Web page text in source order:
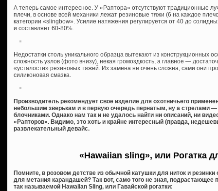
А теперь самое интересное. У «Раптора» отсутствуют традиционные
плечи, в основе всей механики лежат резиновые тяжи (6 на каждое
категории «slingbow». Усилие натяжения регулируется от 40 до
и составляет 60-80%.
Недостатки столь уникального образца вытекают из конструкционных
сложность узлов (фото внизу), некая громоздкость, а главное —
«усталости» резиновых тяжей. Их замена не очень сложна, сами они
силиконовая смазка.
Производитель рекомендует свое изделие для охотничьего
небольшим зверькам и в первую очередь пернатым, ну а стрелами
блочниками. Однако нам так и не удалось найти ни описаний, ни
«Рапторов». Видимо, это хоть и крайне интересный (правда,
развлекательный девайс.
«Hawaiian sling», или Рогатка
Помните, в розовом детстве из обычной катушки для ниток и
для метания карандашей? Так вот, само того не зная, подрастающее
так называемой Hawaiian Sling, или Гавайской рогатки: